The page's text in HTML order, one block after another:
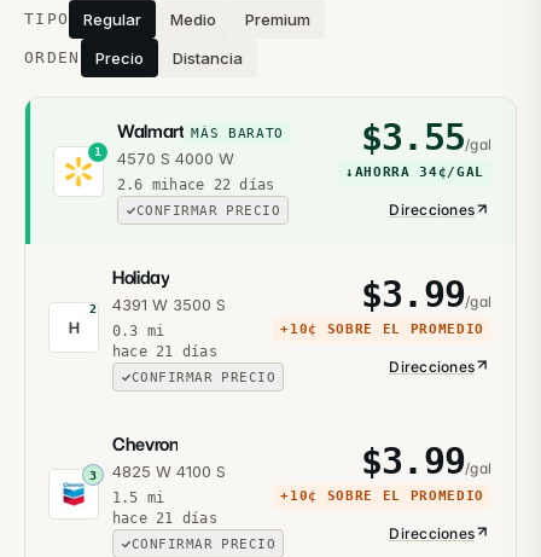
Estaciones cercanas
TIPO Regular Medio Premium
ORDEN Precio Distancia
1
Walmart MÁS BARATO
4570 S 4000 W
2.6 mihace 22 días
CONFIRMAR PRECIO
$3.55/gal
↓ AHORRA 34¢/GAL
Direcciones
H
2
Holiday
4391 W 3500 S
0.3 mi
hace 21 días
CONFIRMAR PRECIO
$3.99/gal
+10¢ SOBRE EL PROMEDIO
Direcciones
3
Chevron
4825 W 4100 S
1.5 mi
hace 21 días
CONFIRMAR PRECIO
$3.99/gal
+10¢ SOBRE EL PROMEDIO
Direcciones